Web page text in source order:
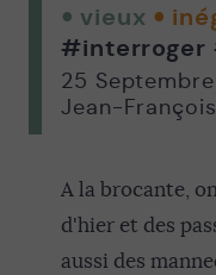
vieux
#interroger
25
Jean-
A la brocante,
d'hier et des
aussi des